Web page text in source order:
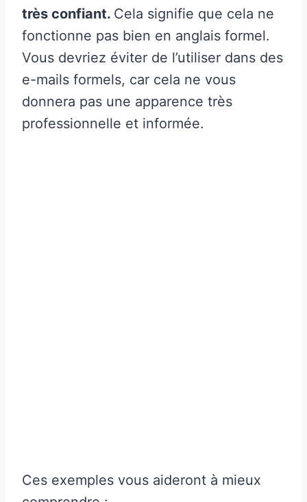
très confiant. Cela signifie que cela ne
fonctionne pas bien en anglais formel.
Vous devriez éviter de l’utiliser dans des
e-mails formels, car cela ne vous
donnera pas une apparence très
professionnelle et informée.
Ces exemples vous aideront à mieux